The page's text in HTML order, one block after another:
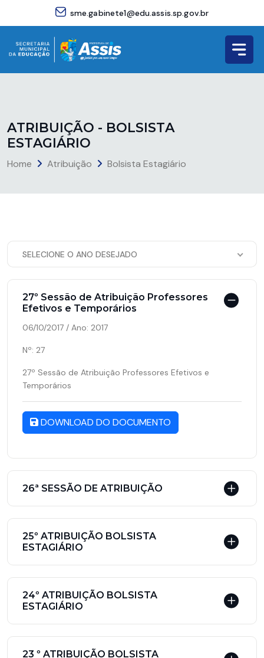
sme.gabinete1@edu.assis.sp.gov.br
ATRIBUIÇÃO - BOLSISTA
ESTAGIÁRIO
Home Atribuição Bolsista Estagiário
SELECIONE O ANO DESEJADO
27º Sessão de Atribuição Professores
Efetivos e Temporários
06/10/2017 / Ano: 2017
Nº: 27
27º Sessão de Atribuição Professores Efetivos e
Temporários
DOWNLOAD DO DOCUMENTO
26ª SESSÃO DE ATRIBUIÇÃO
25º ATRIBUIÇÃO BOLSISTA
ESTAGIÁRIO
24º ATRIBUIÇÃO BOLSISTA
ESTAGIÁRIO
23 º ATRIBUIÇÃO BOLSISTA